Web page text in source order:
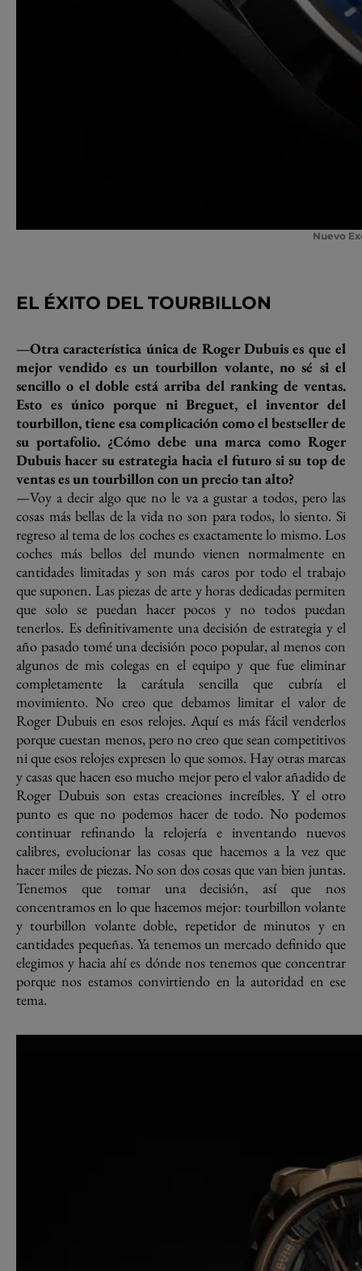
Nuevo
EL ÉXITO DEL TOURBILLON
—Otra característica única de Roger Dubuis es que el
mejor vendido es un tourbillon volante, no sé si el
sencillo o el doble está arriba del ranking de ventas.
Esto es único porque ni Breguet, el inventor del
tourbillon, tiene esa complicación como el bestseller de
su portafolio. ¿Cómo debe una marca como Roger
Dubuis hacer su estrategia hacia el futuro si su top de
ventas es un tourbillon con un precio tan alto?
—Voy a decir algo que no le va a gustar a todos, pero las
cosas más bellas de la vida no son para todos, lo siento. Si
regreso al tema de los coches es exactamente lo mismo. Los
coches más bellos del mundo vienen normalmente en
cantidades limitadas y son más caros por todo el trabajo
que suponen. Las piezas de arte y horas dedicadas permiten
que solo se puedan hacer pocos y no todos puedan
tenerlos. Es definitivamente una decisión de estrategia y el
año pasado tomé una decisión poco popular, al menos con
algunos de mis colegas en el equipo y que fue eliminar
completamente la carátula sencilla que cubría el
movimiento. No creo que debamos limitar el valor de
Roger Dubuis en esos relojes. Aquí es más fácil venderlos
porque cuestan menos, pero no creo que sean competitivos
ni que esos relojes expresen lo que somos. Hay otras marcas
y casas que hacen eso mucho mejor pero el valor añadido de
Roger Dubuis son estas creaciones increíbles. Y el otro
punto es que no podemos hacer de todo. No podemos
continuar refinando la relojería e inventando nuevos
calibres, evolucionar las cosas que hacemos a la vez que
hacer miles de piezas. No son dos cosas que van bien juntas.
Tenemos que tomar una decisión, así que nos
concentramos en lo que hacemos mejor: tourbillon volante
y tourbillon volante doble, repetidor de minutos y en
cantidades pequeñas. Ya tenemos un mercado definido que
elegimos y hacia ahí es dónde nos tenemos que concentrar
porque nos estamos convirtiendo en la autoridad en ese
tema.